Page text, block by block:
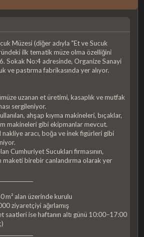
Müzesi (diğer adıyla "Et ve Sucuk
ilk tematik müze olma özelliğini
Sokak No:4 adresinde, Organize Sanayi
ve pastırma fabrikasında yer alıyor.
uzanan et üretimi, kasaplık ve mutfak
sergileniyor.
ahşap kıyma makineleri, bıçaklar,
makineleri gibi ekipmanlar mevcut.
aracı, boğa ve inek figürleri gibi
Cumhuriyet Sucukları firmasının,
birebir canlandırma olarak yer
m² alan üzerinde kurulu
ziyaretçiyi ağırlamış
ise haftanın altı günü 10:00–17:00